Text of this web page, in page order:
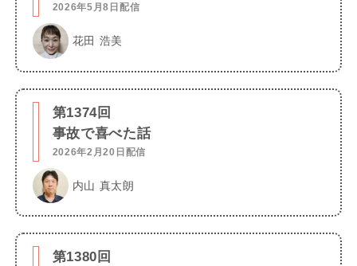
2026年5月8日配信
花田 浩美
第1374回
事故で喜べた話
2026年2月20日配信
内山 真太朗
第1380回